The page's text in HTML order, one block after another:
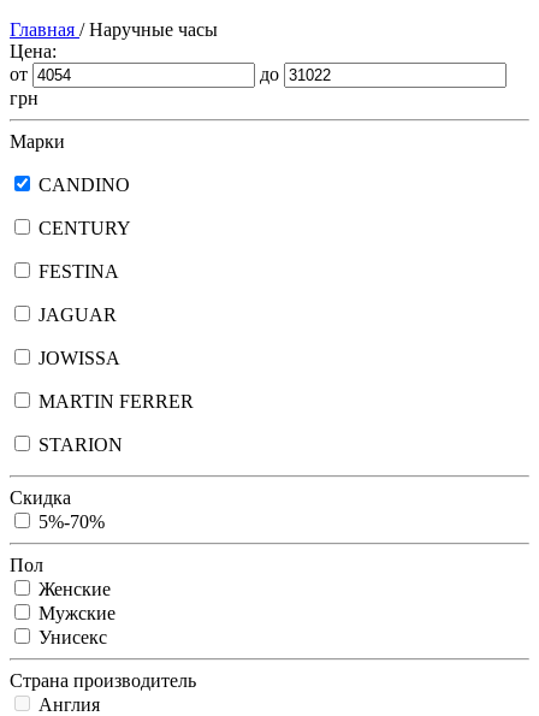
Главная /Наручные часы
Цена:
от
до
грн
Марки
CANDINO
CENTURY
FESTINA
JAGUAR
JOWISSA
MARTIN FERRER
STARION
Скидка
5%-70%
Пол
Женские
Мужские
Унисекс
Страна производитель
Англия